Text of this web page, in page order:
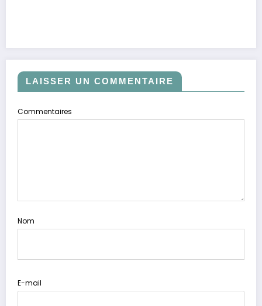
LAISSER UN COMMENTAIRE
Commentaires
Nom
E-mail